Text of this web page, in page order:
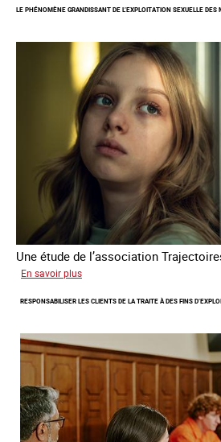
de
sur
l'exploitation
sexuelle
en
France
2025
LE PHÉNOMÈNE GRANDISSANT DE L’EXPLOITATION SEXUELLE DES
Une étude de l’association
En savoir plus
phénomène
de
l’exploitation
sexuelle
mineures
à
travers
RESPONSABILISER LES CLIENTS DE LA TRAITE À DES FINS